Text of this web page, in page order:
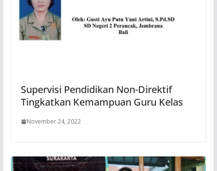
Supervisi Pendidikan Non-Direktif
Tingkatkan Kemampuan Guru Kelas
November 24, 2022